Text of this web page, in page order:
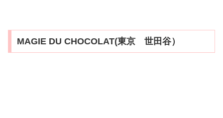
MAGIE DU CHOCOLAT(東京 世田谷）